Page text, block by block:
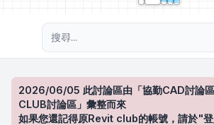
2026/06/05 此討論區由「協勤CAD討論
CLUB討論區」彙整而來
如果您還記得原Revit club的帳號，請於"